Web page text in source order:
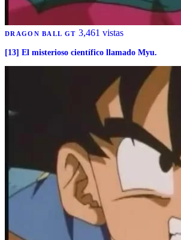
DRAGON BALL GT 3,461 vistas
[13] El misterioso científico llamado Myu.